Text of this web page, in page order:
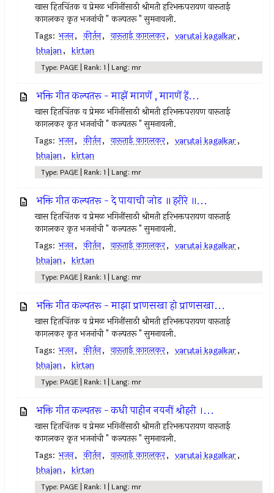
खास हितचिंतक व प्रेमळ भगिनींसाठी श्रीमती हरिभक्तपरायण वारूताई
कागलकर कृत भजनांची " कल्पतरू " सुमनावली.
Tags: भजन, कीर्तन, वारूताई कागलकर, varutai kagalkar,
bhajan, kirtan
Type: PAGE | Rank: 1 | Lang: mr
भक्ति गीत कल्पतरू - माझें मागणें , मागणें हें...
खास हितचिंतक व प्रेमळ भगिनींसाठी श्रीमती हरिभक्तपरायण वारूताई
कागलकर कृत भजनांची " कल्पतरू " सुमनावली.
Tags: भजन, कीर्तन, वारूताई कागलकर, varutai kagalkar,
bhajan, kirtan
Type: PAGE | Rank: 1 | Lang: mr
भक्ति गीत कल्पतरू - दे पायाची जोड ॥ हरीरे ॥...
खास हितचिंतक व प्रेमळ भगिनींसाठी श्रीमती हरिभक्तपरायण वारूताई
कागलकर कृत भजनांची " कल्पतरू " सुमनावली.
Tags: भजन, कीर्तन, वारूताई कागलकर, varutai kagalkar,
bhajan, kirtan
Type: PAGE | Rank: 1 | Lang: mr
भक्ति गीत कल्पतरू - माझा प्राणसखा हो प्राणसखा...
खास हितचिंतक व प्रेमळ भगिनींसाठी श्रीमती हरिभक्तपरायण वारूताई
कागलकर कृत भजनांची " कल्पतरू " सुमनावली.
Tags: भजन, कीर्तन, वारूताई कागलकर, varutai kagalkar,
bhajan, kirtan
Type: PAGE | Rank: 1 | Lang: mr
भक्ति गीत कल्पतरू - कधी पाहीन नयनीं श्रीहरी ।...
खास हितचिंतक व प्रेमळ भगिनींसाठी श्रीमती हरिभक्तपरायण वारूताई
कागलकर कृत भजनांची " कल्पतरू " सुमनावली.
Tags: भजन, कीर्तन, वारूताई कागलकर, varutai kagalkar,
bhajan, kirtan
Type: PAGE | Rank: 1 | Lang: mr